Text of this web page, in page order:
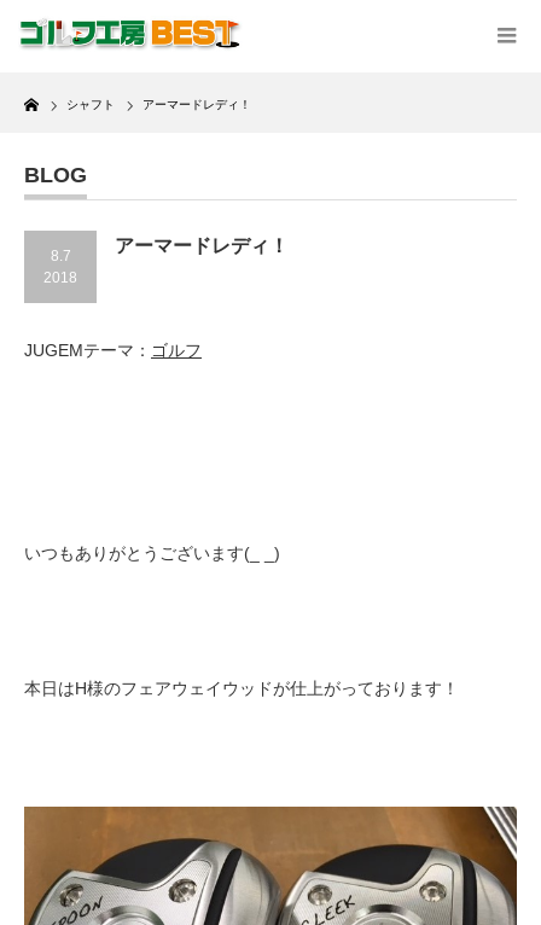
Home
シャフト アーマードレディ！
BLOG
8.7
2018
アーマードレディ！
JUGEMテーマ： ゴルフ
いつもありがとうございます(_ _)
本日はH様のフェアウェイウッドが仕上がっております！